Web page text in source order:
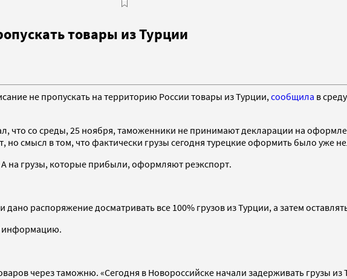
товары из Турции
не пропускать на территорию России товары из Турции, сообщила в
со среды, 25 ноября, таможенники не принимают декларации на
смысл в том, что фактически грузы сегодня турецкие оформить было уже
на грузы, которые прибыли, оформляют реэкспорт.
распоряжение досматривать все 100% грузов из Турции, а затем
информацию.
через таможню. «Сегодня в Новороссийске начали задерживать грузы